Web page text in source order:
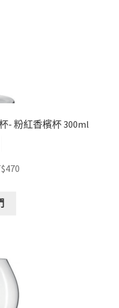
- 粉紅香檳杯 300ml
470